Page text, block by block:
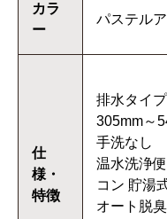
カラ
ー
パステル
仕
様・
特徴
排水タイ
305mm～
手洗なし
温水洗浄
コン 貯湯
オート脱臭